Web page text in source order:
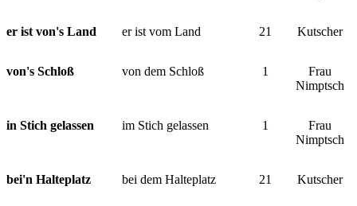
er ist von's Land er ist vom Land 21 Kutscher
von's Schloß von dem Schloß 1
Frau
Nimptsch
in Stich gelassen im Stich gelassen 1
Frau
Nimptsch
bei'n Halteplatz bei dem Halteplatz 21 Kutscher